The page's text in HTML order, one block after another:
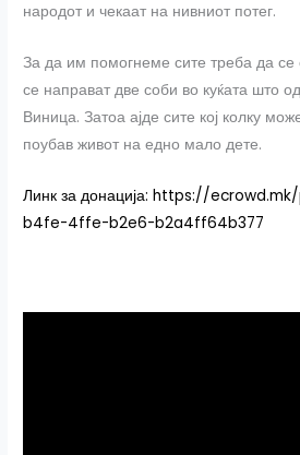
народот и чекаат на нивниот потег.
За да им помогнеме сите треба да се
се направат две соби во куќата што
Виница. Затоа ајде сите кој колку
поубав живот на едно мало дете.
Линк за донација: https://
b4fe-4ffe-b2e6-b2a4ff64b377